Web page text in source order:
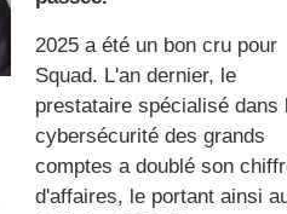
2025 a été un bon cru pour
Squad. L'an dernier, le
prestataire spécialisé dans
cybersécurité des grands
comptes a doublé son
d'affaires, le portant ainsi